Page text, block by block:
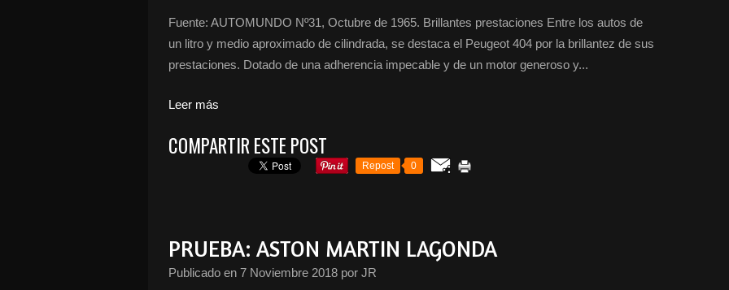
Fuente: AUTOMUNDO Nº31, Octubre de 1965. Brillantes prestaciones Entre los autos de
un litro y medio aproximado de cilindrada, se destaca el Peugeot 404 por la brillantez de sus
prestaciones. Dotado de una adherencia impecable y de un motor generoso y...
Leer más
COMPARTIR ESTE POST
Repost 0
PRUEBA: ASTON MARTIN LAGONDA
Publicado en 7 Noviembre 2018 por JR